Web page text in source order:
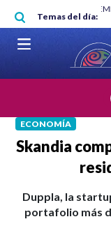
Pasar al contenido
Temas del día:
"HABLAR NO
ECONOMÍA
Skandia
Duppla, la
portafolio más